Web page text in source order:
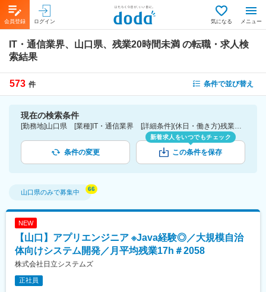
会員登録 ログイン 気になる メニュー
IT・通信業界、山口県、残業20時間未満 の転職・求人検
索結果
573 件 条件で並び替え
現在の検索条件
[勤務地]山口県 [業種]IT・通信業界 [詳細条件](休日・働き方)残業20時間未満
条件の変更
新着求人をいつでもチェック
この条件を保存
山口県のみで募集中
NEW
【山口】アプリエンジニア ※Java経験◎／大規模自治
体向けシステム開発／月平均残業17h＃2058
株式会社日立システムズ
正社員